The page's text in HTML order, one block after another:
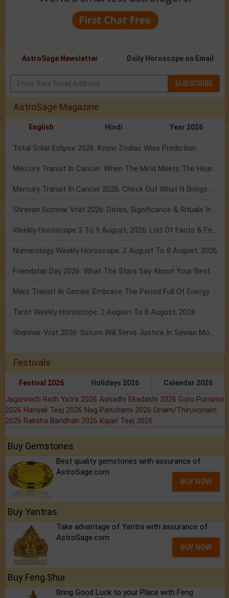
AstroSage Newsletter Daily Horoscope on Email
SUBSCRIBE
AstroSage Magazine
English Hindi Year 2026
Total Solar Eclipse 2026: Know Zodiac Wise Prediction
Mercury Transit In Cancer: When The Mind Meets The Heart!
Mercury Transit In Cancer 2026: Check Out What It Brings For You
Shravan Somvar Vrat 2026: Dates, Significance & Rituals In August
Weekly Horoscope 3 To 9 August, 2026: List Of Fasts & Festivals
Numerology Weekly Horoscope: 2 August To 8 August, 2026
Friendship Day 2026: What The Stars Say About Your Best Friend!
Mars Transit In Gemini: Embrace The Period Full Of Energy & Intelligence
Tarot Weekly Horoscope: 2 August To 8 August, 2026
Shanivar Vrat 2026: Saturn Will Serve Justice In Sawan Month!
Festivals
Festival 2026 Holidays 2026 Calendar 2026
Jagannath Rath Yatra 2026 Ashadhi Ekadashi 2026 Guru Purnima
2026 Hariyali Teej 2026 Nag Panchami 2026 Onam/Thiruvonam
2026 Raksha Bandhan 2026 Kajari Teej 2026
Buy Gemstones
Best quality gemstones with assurance of
AstroSage.com
BUY NOW
Buy Yantras
Take advantage of Yantra with assurance of
AstroSage.com
BUY NOW
Buy Feng Shui
Bring Good Luck to your Place with Feng